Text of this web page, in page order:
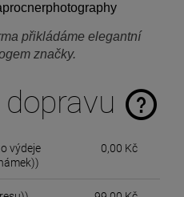
přikládáme elegantní
značky.
possible payment costs
výdeje
0,00 Kč